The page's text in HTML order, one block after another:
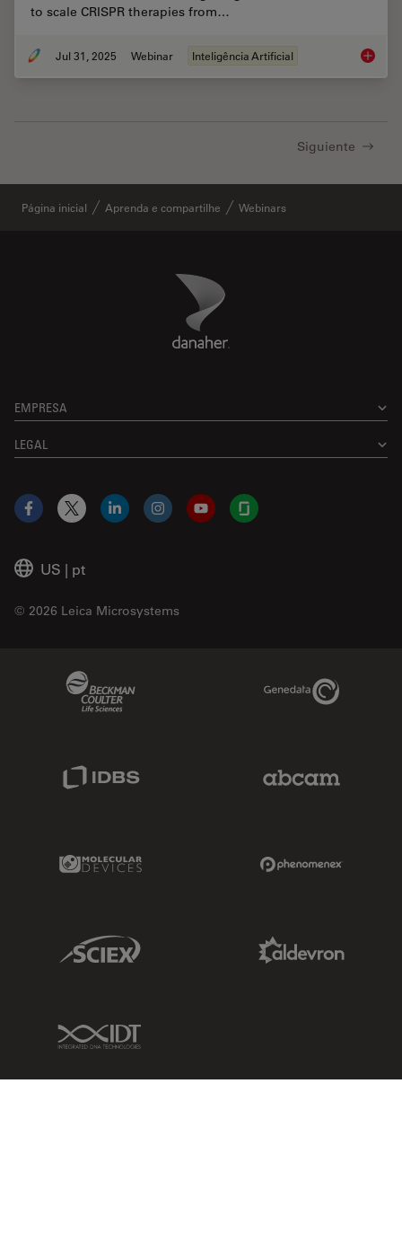
to scale CRISPR therapies from…
Jul 31, 2025 Webinar Inteligência Artificial
Siguiente
Página inicial Aprenda e compartilhe Webinars
Danaher Logo
EMPRESA
LEGAL
US | pt
© 2026 Leica Microsystems
Facebook
X LinkedInInstagramYouTubeGlassdoor
Genedata Link
Molecular Devices Link
Sciex Link
IDT Link